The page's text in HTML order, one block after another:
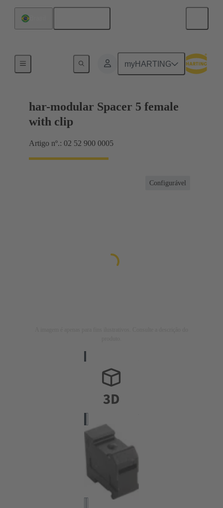
myHARTING
Conexão da placa-mãe para placa-filha
har-modular Spacer 5 female
with clip
Artigo nº.: 02 52 900 0005
Configurável